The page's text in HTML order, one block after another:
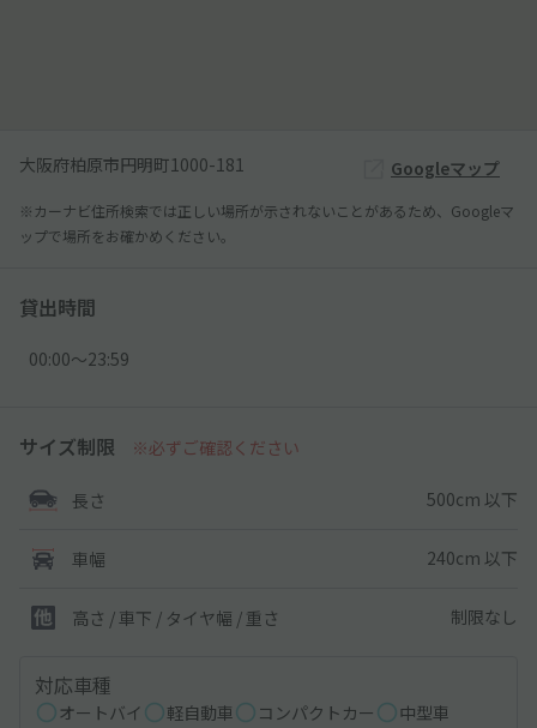
大阪府柏原市円明町1000-181 Googleマップ
※カーナビ住所検索では正しい場所が示されないことがあるため、Googleマ
ップで場所をお確かめください。
貸出時間
00:00〜23:59
サイズ制限 ※必ずご確認ください
長さ 500cm 以下
車幅 240cm 以下
高さ / 車下 / タイヤ幅 / 重さ 制限なし
対応車種
オートバイ 軽自動車 コンパクトカー
中型車